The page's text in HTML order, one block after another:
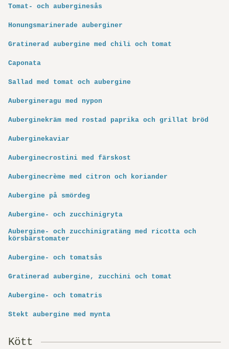
Tomat- och auberginesås
Honungsmarinerade auberginer
Gratinerad aubergine med chili och tomat
Caponata
Sallad med tomat och aubergine
Aubergineragu med nypon
Auberginekräm med rostad paprika och grillat bröd
Auberginekaviar
Auberginecrostini med färskost
Auberginecrème med citron och koriander
Aubergine på smördeg
Aubergine- och zucchinigryta
Aubergine- och zucchinigratäng med ricotta och
körsbärstomater
Aubergine- och tomatsås
Gratinerad aubergine, zucchini och tomat
Aubergine- och tomatris
Stekt aubergine med mynta
Kött